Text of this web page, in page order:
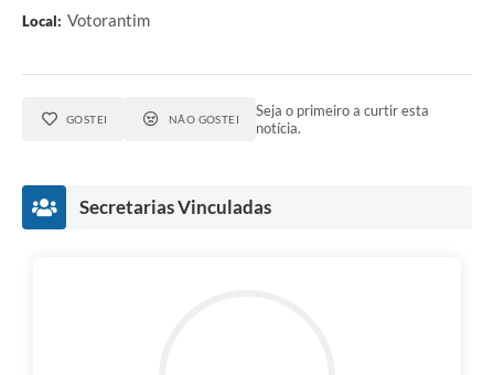
Local: Votorantim
GOSTEI NÃO GOSTEI
Seja o primeiro a curtir esta
notícia.
Secretarias Vinculadas